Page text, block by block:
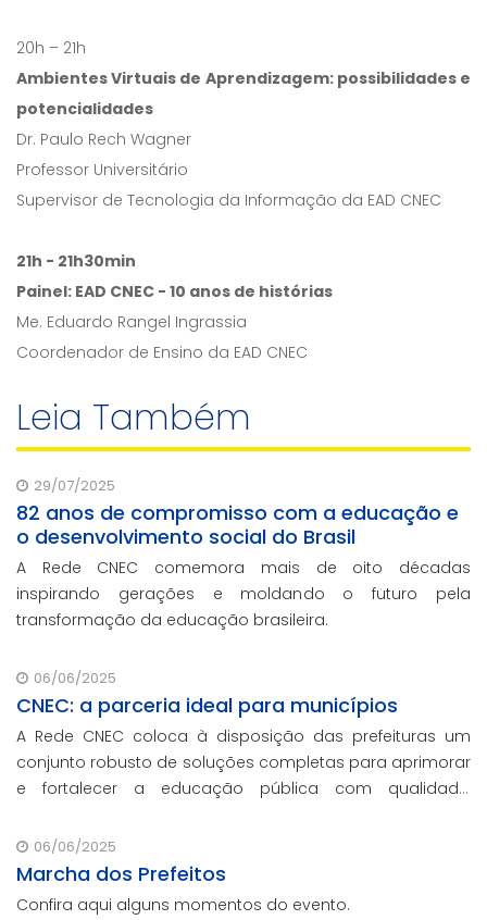
20h – 21h
Ambientes Virtuais de Aprendizagem: possibilidades e
potencialidades
Dr. Paulo Rech Wagner
Professor Universitário
Supervisor de Tecnologia da Informação da EAD CNEC
21h - 21h30min
Painel: EAD CNEC - 10 anos de histórias
Me. Eduardo Rangel Ingrassia
Coordenador de Ensino da EAD CNEC
Leia Também
29/07/2025
82 anos de compromisso com a educação e
o desenvolvimento social do Brasil
A Rede CNEC comemora mais de oito décadas
inspirando gerações e moldando o futuro pela
transformação da educação brasileira.
06/06/2025
CNEC: a parceria ideal para municípios
A Rede CNEC coloca à disposição das prefeituras um
conjunto robusto de soluções completas para aprimorar
e fortalecer a educação pública com qualidade,
que não participaram da Marcha dos Prefeitos
06/06/2025
Marcha dos Prefeitos
Confira aqui alguns momentos do evento.